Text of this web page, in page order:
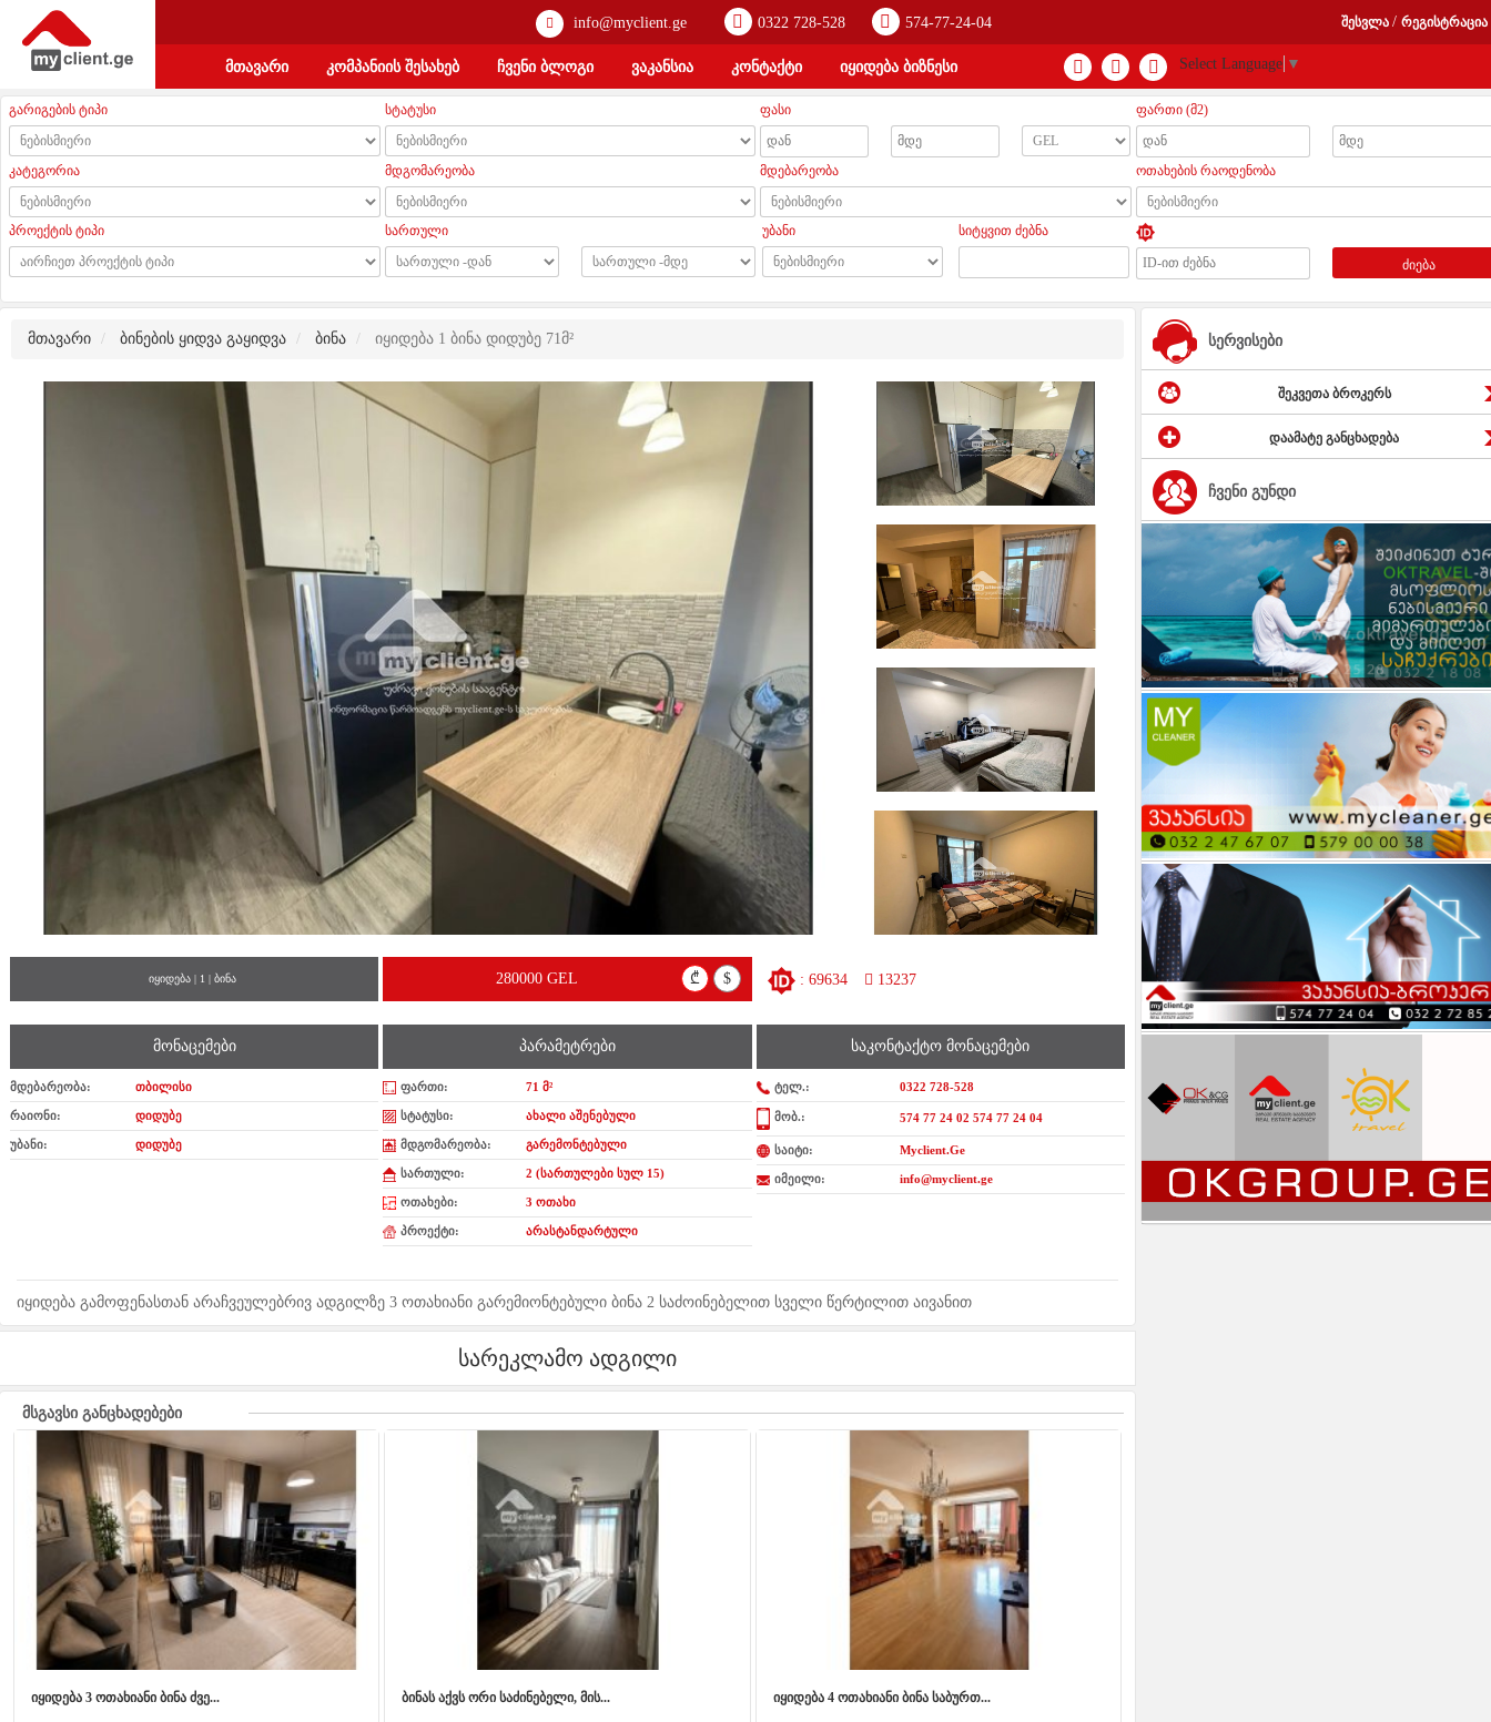
info@myclient.ge 0322 728-528 574-77-24-04 შესვლა / რეგისტრაცია
მთავარი კომპანიის შესახებ ჩვენი ბლოგი ვაკანსია კონტაქტი იყიდება ბიზნესი Select Language ▼
გარიგების ტიპი სტატუსი ფასი ფართი (მ2)
კატეგორია მდგომარეობა მდებარეობა ოთახების რაოდენობა
პროექტის ტიპი სართული უბანი სიტყვით ძებნა
ძიება
მთავარი ბინების ყიდვა გაყიდვა ბინა იყიდება 1 ბინა დიდუბე 71მ²
იყიდება | 1 | ბინა 280000 GEL ₾ $ : 69634 13237
მონაცემები პარამეტრები საკონტაქტო მონაცემები
მდებარეობა: თბილისი
რაიონი: დიდუბე
უბანი: დიდუბე
ფართი: 71 მ²
სტატუსი: ახალი აშენებული
მდგომარეობა: გარემონტებული
სართული: 2 (სართულები სულ 15)
ოთახები: 3 ოთახი
პროექტი: არასტანდარტული
ტელ.: 0322 728-528
მობ.: 574 77 24 02 574 77 24 04
საიტი: Myclient.Ge
იმეილი: info@myclient.ge
იყიდება გამოფენასთან არაჩვეულებრივ ადგილზე 3 ოთახიანი გარემიონტებული ბინა 2 საძოინებელით სველი წერტილით აივანით
სარეკლამო ადგილი
მსგავსი განცხადებები
იყიდება 3 ოთახიანი ბინა ძვე... ბინას აქვს ორი საძინებელი, მის... იყიდება 4 ოთახიანი ბინა საბურთ...
სერვისები
შეკვეთა ბროკერს
დაამატე განცხადება
ჩვენი გუნდი